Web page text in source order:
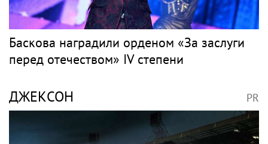
Баскова наградили орденом «За заслуги
перед отечеством» IV степени
ДЖЕКСОН PR